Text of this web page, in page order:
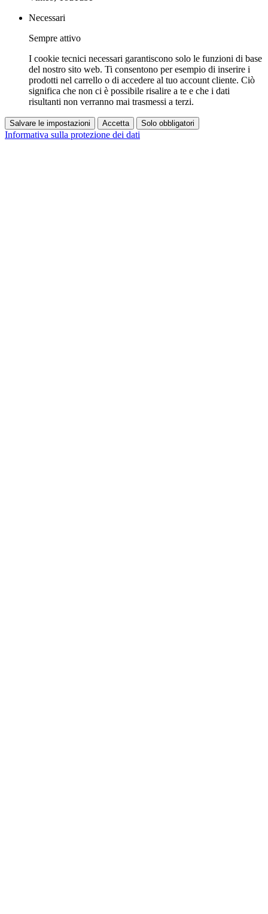
Necessari
Sempre attivo
I cookie tecnici necessari garantiscono solo le funzioni di base
del nostro sito web. Ti consentono per esempio di inserire i
prodotti nel carrello o di accedere al tuo account cliente. Ciò
significa che non ci è possibile risalire a te e che i dati
risultanti non verranno mai trasmessi a terzi.
Salvare le impostazioni Accetta Solo obbligatori
Informativa sulla protezione dei dati